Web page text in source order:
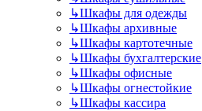
↳Шкафы для одежды
↳Шкафы архивные
↳Шкафы картотечные
↳Шкафы бухгалтерские
↳Шкафы офисные
↳Шкафы огнестойкие
↳Шкафы кассира